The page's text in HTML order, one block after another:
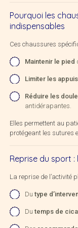
Pourquoi les
indispensables
Ces chaussures
Maintenir le pied
Limiter les appuis
Réduire les
antidérapantes.
Elles permettent au
protégeant les sutures
Reprise du sport :
La reprise de l’activité
Dutype
Dutemps de